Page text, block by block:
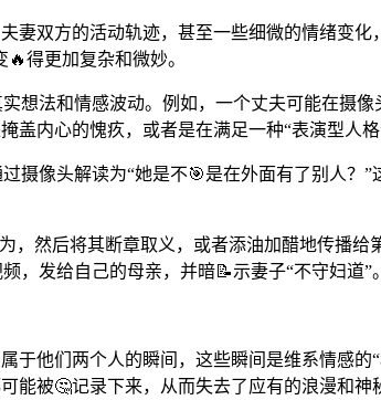
双方的活动轨迹，甚至一些细微的情绪变化
得更加复杂和微妙。
想法和情感波动。例如，一个丈夫可能在摄
内心的愧疚，或者是在满足一种“表演型人格
摄像头解读为“她是不🎯是在外面有了别人？
，然后将其断章取义，或者添油加醋地传播
，发给自己的母亲，并暗📝示妻子“不守妇道”。
他们两个人的瞬间，这些瞬间是维系情感的
能被🤔记录下来，从而失去了应有的浪漫和神